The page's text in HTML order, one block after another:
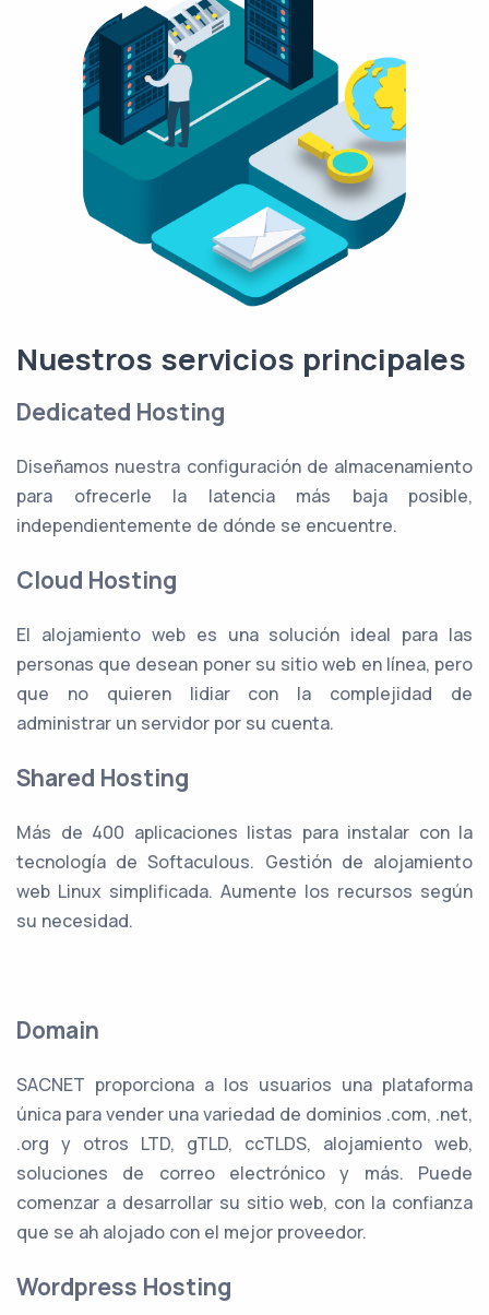
Nuestros servicios principales
Dedicated Hosting
Diseñamos nuestra configuración de almacenamiento
para ofrecerle la latencia más baja posible,
independientemente de dónde se encuentre.
Cloud Hosting
El alojamiento web es una solución ideal para las
personas que desean poner su sitio web en línea, pero
que no quieren lidiar con la complejidad de
administrar un servidor por su cuenta.
Shared Hosting
Más de 400 aplicaciones listas para instalar con la
tecnología de Softaculous. Gestión de alojamiento
web Linux simplificada. Aumente los recursos según
su necesidad.
Domain
SACNET proporciona a los usuarios una plataforma
única para vender una variedad de dominios .com, .net,
.org y otros LTD, gTLD, ccTLDS, alojamiento web,
soluciones de correo electrónico y más. Puede
comenzar a desarrollar su sitio web, con la confianza
que se ah alojado con el mejor proveedor.
Wordpress Hosting